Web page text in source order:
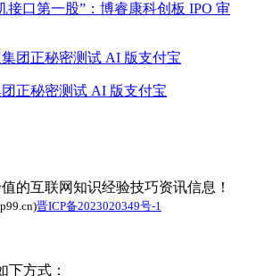
接口第一股”：博睿康科创板 IPO 审
正秘密测试 AI 版支付宝
的互联网知识经验技巧资讯信息！
晋ICP备2023020349号-1
下方式：